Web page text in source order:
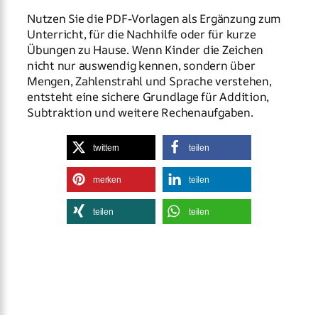
Nutzen Sie die PDF-Vorlagen als Ergänzung zum
Unterricht, für die Nachhilfe oder für kurze
Übungen zu Hause. Wenn Kinder die Zeichen
nicht nur auswendig kennen, sondern über
Mengen, Zahlenstrahl und Sprache verstehen,
entsteht eine sichere Grundlage für Addition,
Subtraktion und weitere Rechenaufgaben.
twittern teilen
merken teilen
teilen teilen